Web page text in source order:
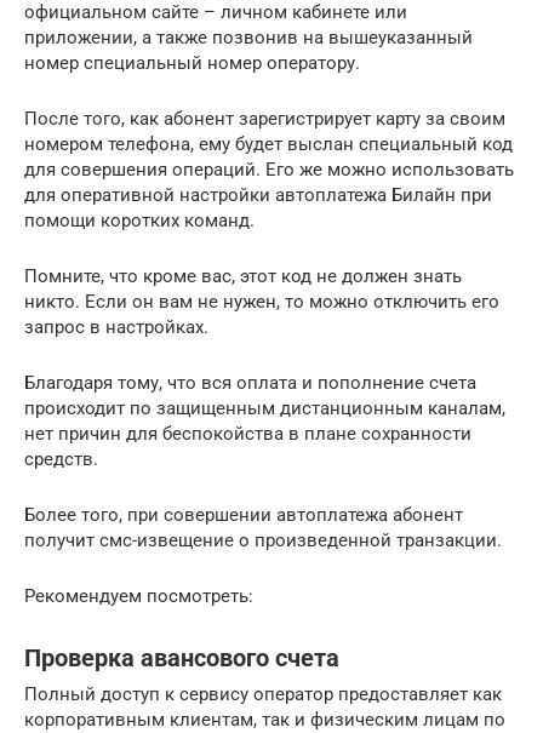
официальном сайте – личном кабинете или
приложении, а также позвонив на вышеуказанный
номер специальный номер оператору.
После того, как абонент зарегистрирует карту за своим
номером телефона, ему будет выслан специальный код
для совершения операций. Его же можно использовать
для оперативной настройки автоплатежа Билайн при
помощи коротких команд.
Помните, что кроме вас, этот код не должен знать
никто. Если он вам не нужен, то можно отключить его
запрос в настройках.
Благодаря тому, что вся оплата и пополнение счета
происходит по защищенным дистанционным каналам,
нет причин для беспокойства в плане сохранности
средств.
Более того, при совершении автоплатежа абонент
получит смс-извещение о произведенной транзакции.
Рекомендуем посмотреть:
Проверка авансового счета
Полный доступ к сервису оператор предоставляет как
корпоративным клиентам, так и физическим лицам по